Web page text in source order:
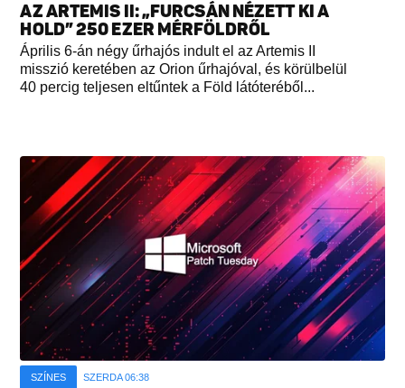
AZ ARTEMIS II: „FURCSÁN NÉZETT KI A
HOLD” 250 EZER MÉRFÖLDRŐL
Április 6-án négy űrhajós indult el az Artemis II
misszió keretében az Orion űrhajóval, és körülbelül
40 percig teljesen eltűntek a Föld látóteréből...
SZÍNES SZERDA 06:38